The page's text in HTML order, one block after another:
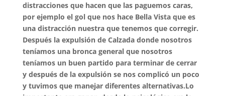
distracciones que hacen que las paguemos caras,
por ejemplo el gol que nos hace Bella Vista que es
una distracción nuestra que tenemos que corregir.
Después la expulsión de Calzada donde nosotros
teníamos una bronca general que nosotros
teníamos un buen partido para terminar de cerrar
y después de la expulsión se nos complicó un poco
y tuvimos que manejar diferentes alternativas.Lo